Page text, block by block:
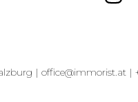
|office@immorist.at |